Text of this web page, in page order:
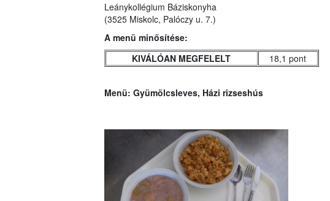
Leánykollégium Báziskonyha
(3525 Miskolc, Palóczy u. 7.)
A menü minősítése:
KIVÁLÓAN MEGFELELT
18,1 pont
Menü: Gyümölcsleves, Házi rizseshús